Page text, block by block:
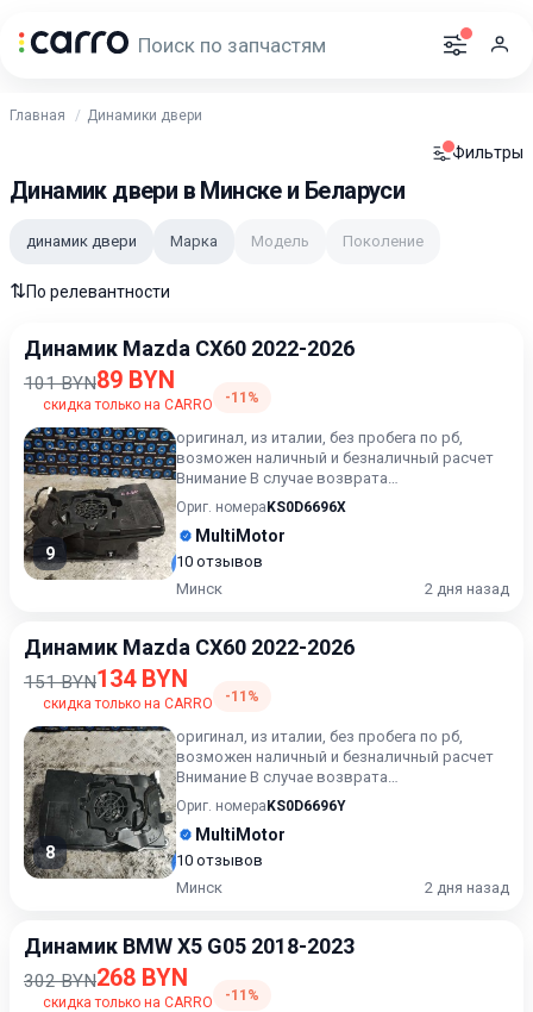
Главная Динамики двери
Фильтры
Динамик двери в Минске и Беларуси
динамик двери Марка Модель Поколение
⇅По релевантности
Динамик Mazda CX60 2022-2026
101 BYN89 BYN
скидка только на CARRO -11%
9
оригинал, из италии, без пробега по рб,
возможен наличный и безналичный расчет
Внимание В случае возврата
приобретённого товара, затраты кли...
Ориг. номера KS0D6696X
MultiMotor
10 отзывов
Минск
2 дня назад
Динамик Mazda CX60 2022-2026
151 BYN134 BYN
скидка только на CARRO -11%
8
оригинал, из италии, без пробега по рб,
возможен наличный и безналичный расчет
Внимание В случае возврата
приобретённого товара, затраты кли...
Ориг. номера KS0D6696Y
MultiMotor
10 отзывов
Минск
2 дня назад
Динамик BMW X5 G05 2018-2023
302 BYN268 BYN
скидка только на CARRO -11%